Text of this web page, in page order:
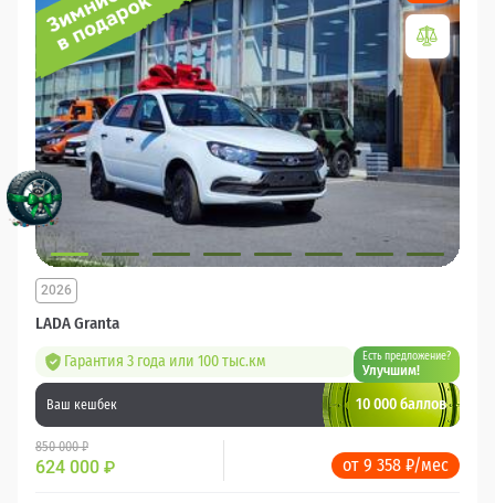
LADA Granta
2026
Гарантия 3 года или 100 тыс.км Есть предложение?
Улучшим!
Ваш кешбек 10 000 баллов
850 000 ₽
624 000 ₽ от 9 358 ₽/мес